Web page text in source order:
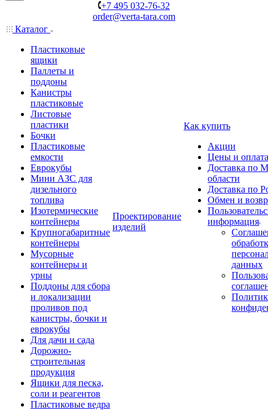
+7 495 032-76-32
order@verta-tara.com
Каталог
Пластиковые
ящики
Паллеты и
поддоны
Канистры
пластиковые
Листовые
пластики
Бочки
Пластиковые
емкости
Еврокубы
Мини АЗС для
дизельного
топлива
Изотермические
контейнеры
Крупногабаритные
контейнеры
Мусорные
контейнеры и
урны
Поддоны для сбора
и локализации
проливов под
канистры, бочки и
еврокубы
Для дачи и сада
Дорожно-
строительная
продукция
Ящики для песка,
соли и реагентов
Пластиковые ведра
Проектирование
изделий
Как купить
Акции
Цены и оплата
Доставка по
области
Доставка по
Обмен и
информация
данных